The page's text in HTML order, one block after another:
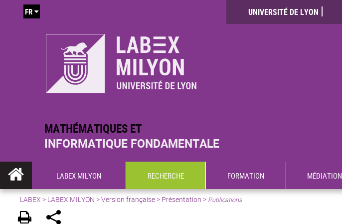
MATHÉMATIQUES ET
INFORMATIQUE FONDAMENTALE
UNIVERSITÉ DE LYON
FR
LABEX MILYON RECHERCHE FORMATION MÉDIATION
LABEX > LABEX MILYON >Version française> Présentation > Publications